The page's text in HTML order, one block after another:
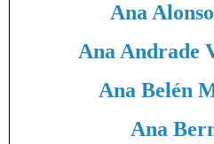
Ana
Ana Andrade
Ana Belén
Ana